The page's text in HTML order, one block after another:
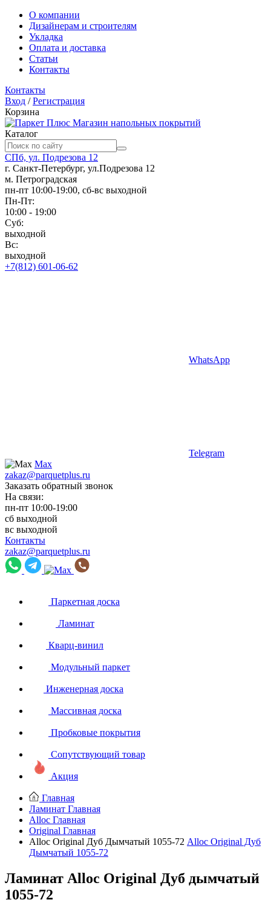
О компании
Дизайнерам и строителям
Укладка
Оплата и доставка
Статьи
Контакты
Контакты
Вход /Регистрация
Корзина
Магазин напольных покрытий
Каталог
СПб, ул. Подрезова 12
г. Санкт-Петербург, ул.Подрезова 12
м. Петроградская
пн-пт 10:00-19:00, сб-вс выходной
Пн-Пт:
10:00 - 19:00
Суб:
выходной
Вс:
выходной
+7(812) 601-06-62
WhatsApp
Telegram
Max
zakaz@parquetplus.ru
Заказать обратный звонок
На связи:
пн-пт 10:00-19:00
сб выходной
вс выходной
Контакты
zakaz@parquetplus.ru
Паркетная доска
Ламинат
Кварц-винил
Модульный паркет
Инженерная доска
Массивная доска
Пробковые покрытия
Сопутствующий товар
Акция
Главная
Ламинат Главная
Alloc Главная
Original Главная
Alloc Original Дуб Дымчатый 1055-72 Alloc Original Дуб
Дымчатый 1055-72
Ламинат Alloc Original Дуб дымчатый
1055-72